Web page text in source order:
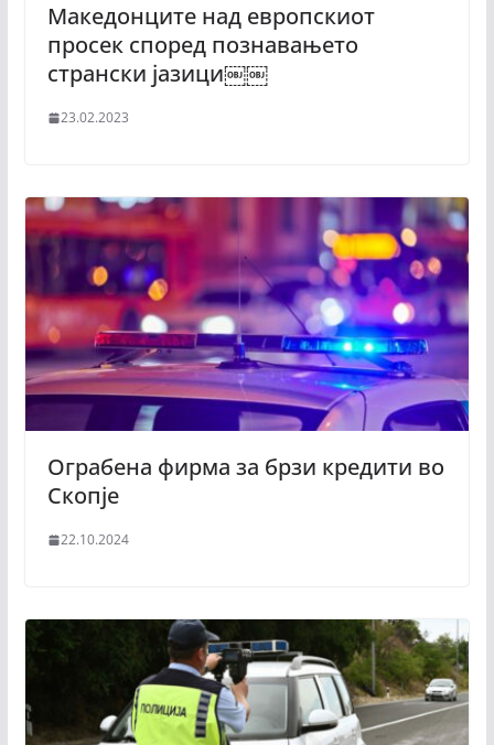
Македонците над европскиот
просек според познавањето
странски јазици￼￼
23.02.2023
Ограбена фирма за брзи кредити во
Скопје
22.10.2024